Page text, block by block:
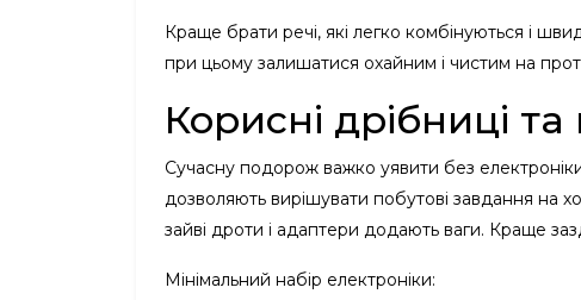
Краще брати речі, які легко комбінуються і
при цьому залишатися охайним і чистим на
Корисні дрібниці
Сучасну подорож важко уявити без
дозволяють вирішувати побутові завдання на
зайві дроти і адаптери додають ваги. Краще
Мінімальний набір електроніки: